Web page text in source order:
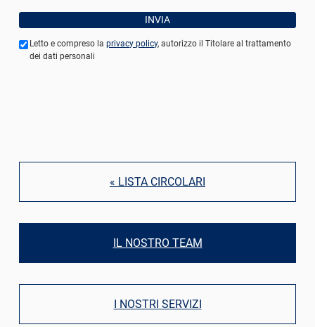
Letto e compreso laprivacy policy, autorizzo il Titolare al trattamento
dei dati personali
« LISTA CIRCOLARI
IL NOSTRO TEAM
I NOSTRI SERVIZI